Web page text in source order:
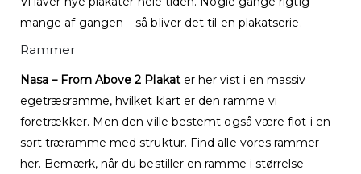
mange af gangen – så bliver det til en plakatserie.
Rammer
Nasa – From Above 2 Plakater her vist i en massiv
egetræsramme, hvilket klart er den ramme vi
foretrækker. Men den ville bestemt også være flot i en
sort træramme med struktur. Find alle vores rammer
her. Bemærk, når du bestiller en ramme i størrelse